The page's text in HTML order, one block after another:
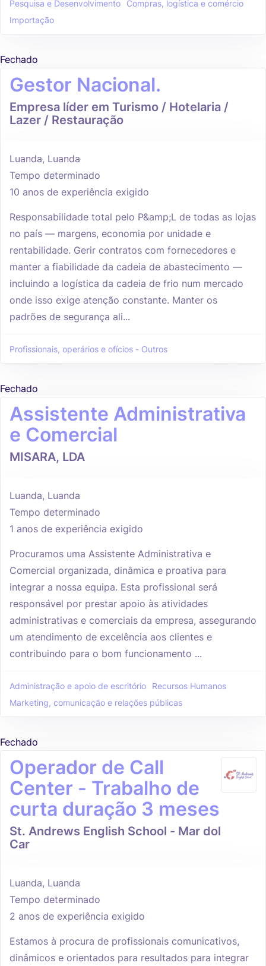
Pesquisa e Desenvolvimento
Compras, logística e comércio
Importação
Fechado
Gestor Nacional.
Empresa líder em Turismo / Hotelaria /
Lazer / Restauração
Luanda, Luanda
Tempo determinado
10 anos de experiência exigido
Responsabilidade total pelo P&amp;L de todas as lojas
no país — margens, economia por unidade e
rentabilidade. Gerir contratos com fornecedores e
manter a fiabilidade da cadeia de abastecimento —
incluindo a logística da cadeia de frio num mercado
onde isso exige atenção constante. Manter os
padrões de segurança ali...
Profissionais, operários e ofícios - Outros
Fechado
Assistente Administrativa
e Comercial
MISARA, LDA
Luanda, Luanda
Tempo determinado
1 anos de experiência exigido
Procuramos uma Assistente Administrativa e
Comercial organizada, dinâmica e proativa para
integrar a nossa equipa. Esta profissional será
responsável por prestar apoio às atividades
administrativas e comerciais da empresa, assegurando
um atendimento de excelência aos clientes e
contribuindo para o bom funcionamento ...
Administração e apoio de escritório
Recursos Humanos
Marketing, comunicação e relações públicas
Fechado
Operador de Call
Center - Trabalho de
curta duração 3 meses
St. Andrews English School - Mar dol
Car
Luanda, Luanda
Tempo determinado
2 anos de experiência exigido
Estamos à procura de profissionais comunicativos,
dinâmicos e orientados para resultados para integrar